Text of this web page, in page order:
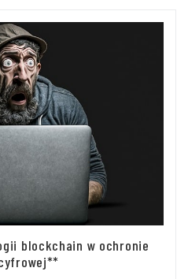
blockchain w ochronie